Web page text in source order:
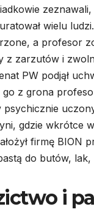
zeznawali,
wielu
a profesor
z zarzutów i
PW podjął
z grona
psychicznie
gdzie wkrótce
firmę BION
do butów, lak,
i